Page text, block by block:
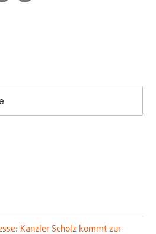
Kanzler Scholz kommt zur